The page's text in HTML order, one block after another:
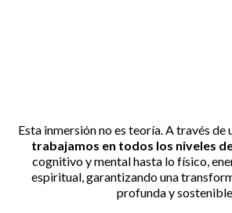
Esta inmersión no es teoría. A través de
trabajamos en todos los niveles
cognitivo y mental hasta lo físico,
espiritual, garantizando una
profunda y sostenible.